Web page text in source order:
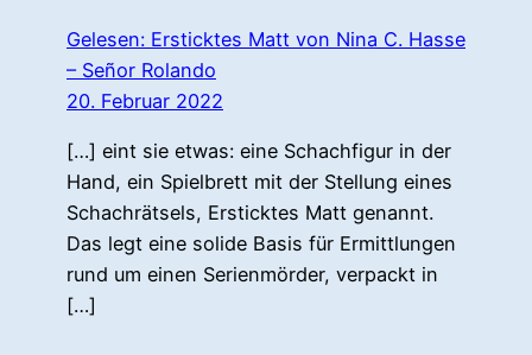
Gelesen: Ersticktes Matt von Nina C. Hasse
– Señor Rolando
20. Februar 2022
[…] eint sie etwas: eine Schachfigur in der
Hand, ein Spielbrett mit der Stellung eines
Schachrätsels, Ersticktes Matt genannt.
Das legt eine solide Basis für Ermittlungen
rund um einen Serienmörder, verpackt in
[…]